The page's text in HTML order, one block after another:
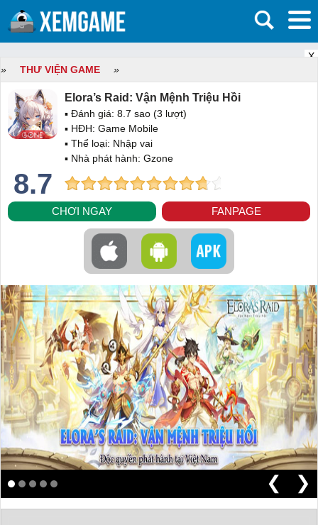
X
»
THƯ VIỆN GAME »
Elora’s Raid: Vận Mệnh Triệu Hồi
▪ Đánh giá: 8.7 sao (3 lượt)
▪ HĐH: Game Mobile
▪ Thể loại: Nhập vai
▪ Nhà phát hành: Gzone
8.7
CHƠI NGAY FANPAGE
❮ ❯